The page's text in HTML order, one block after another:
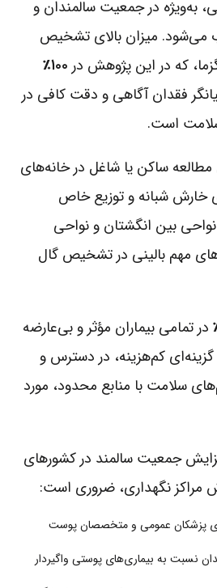
به‌ویژه در جمعیت سالمندان و
می‌شود. میزان بالای تشخیص
که در این پژوهش در
۱۰۰٪
فقدان آگاهی و دقت کافی در
است.
مطالعه ساکن یا شاغل در خانه‌های
خارش شبانه و توزیع خاص
بین انگشتان و نواحی
مهم بالینی در تشخیص گال
در تمامی بیماران مؤثر و بی‌عارضه
گزینه‌ای کم‌هزینه، در دسترس و
سلامت با منابع محدود، مورد
جمعیت سالمند در کشورهای
مراکز نگهداری، ضروری است:
پزشکان عمومی و متخصصان پوست
نسبت به بیماری‌های پوستی واگیردار